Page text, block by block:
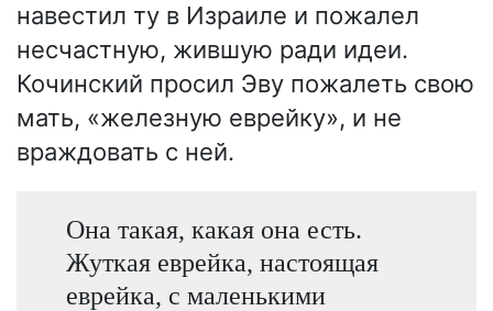
навестил ту в Израиле и пожалел
несчастную, жившую ради идеи.
Кочинский просил Эву пожалеть свою
мать, «железную еврейку», и не
враждовать с ней.
Она такая, какая она есть.
Жуткая еврейка, настоящая
еврейка, с маленькими